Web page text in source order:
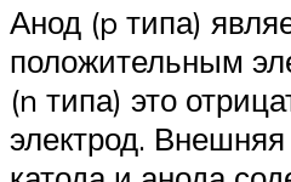
Анод (p типа)
положительным
(n типа) это
электрод.